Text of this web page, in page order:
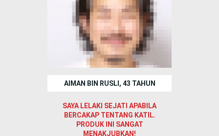
AIMAN BIN RUSLI, 43 TAHUN
SAYA LELAKI SEJATI APABILA
BERCAKAP TENTANG KATIL.
PRODUK INI SANGAT
MENAKJUBKAN!